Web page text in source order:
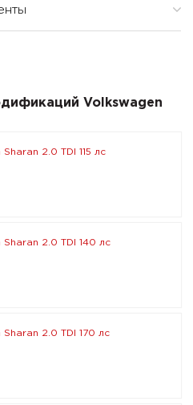
Volkswagen
2.0 TDI 115 лс
2.0 TDI 140 лс
2.0 TDI 170 лс